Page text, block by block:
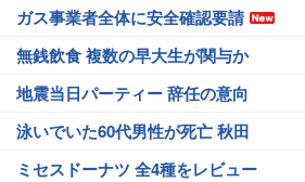
ガス事業者全体に安全確認要請
無銭飲食 複数の早大生が関与か
地震当日パーティー 辞任の意向
泳いでいた60代男性が死亡 秋田
ミセスドーナツ 全4種をレビュー